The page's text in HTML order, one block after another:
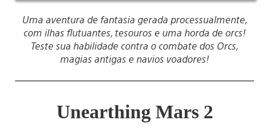
Uma aventura de fantasia gerada processualmente,
com ilhas flutuantes, tesouros e uma horda de orcs!
Teste sua habilidade contra o combate dos Orcs,
magias antigas e navios voadores!
Unearthing Mars 2